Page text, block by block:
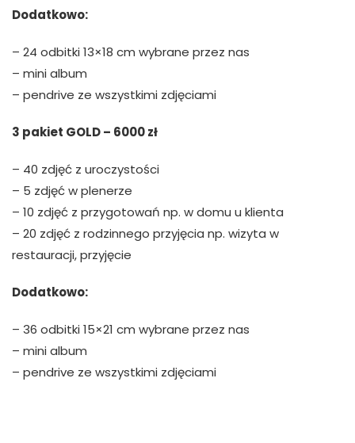
Dodatkowo:
– 24 odbitki 13×18 cm wybrane przez nas
– mini album
– pendrive ze wszystkimi zdjęciami
3 pakiet GOLD – 6000 zł
– 40 zdjęć z uroczystości
– 5 zdjęć w plenerze
– 10 zdjęć z przygotowań np. w domu u klienta
– 20 zdjęć z rodzinnego przyjęcia np. wizyta w
restauracji, przyjęcie
Dodatkowo:
– 36 odbitki 15×21 cm wybrane przez nas
– mini album
– pendrive ze wszystkimi zdjęciami